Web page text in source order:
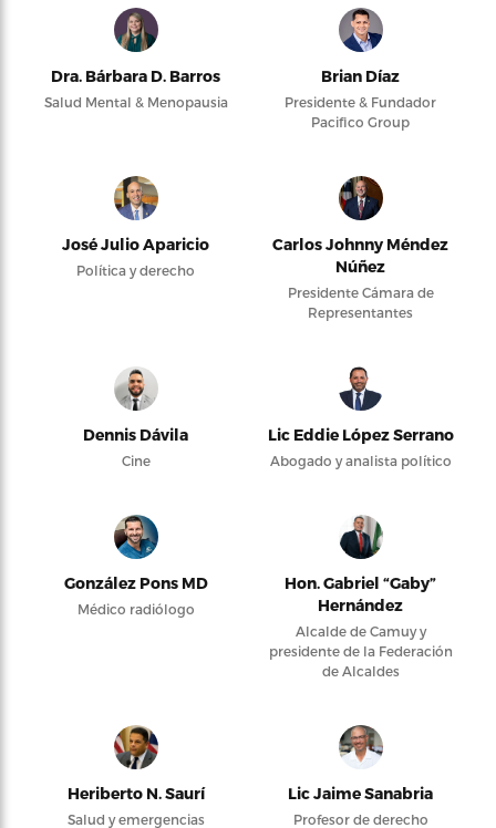
Dra. Bárbara D. Barros
Salud Mental & Menopausia
Brian Díaz
Presidente & Fundador
Pacifico Group
José Julio Aparicio
Política y derecho
Carlos Johnny Méndez
Núñez
Presidente Cámara de
Representantes
Dennis Dávila
Cine
Lic Eddie López Serrano
Abogado y analista político
González Pons MD
Médico radiólogo
Hon. Gabriel “Gaby”
Hernández
Alcalde de Camuy y
presidente de la Federación
de Alcaldes
Heriberto N. Saurí
Salud y emergencias
Lic Jaime Sanabria
Profesor de derecho